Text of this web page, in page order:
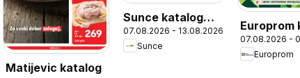
Matijevic katalog
Sunce katalog
Луде цене
07.08.2026 - 13.08.2026
Sunce
Europrom
Викенд
07.08.2026 -
Europrom